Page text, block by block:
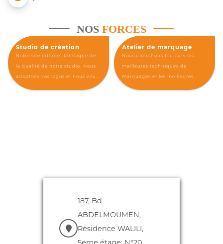
NOS FORCES
Studio de création
Notre site internet témoigne de
la qualité de notre studio. Nous
adaptons vos logos et nous vous
rapprochons au maximum du
Atelier de marquage
Nous cherchons toujours les
meilleures techniques de
marquages et les meilleures
astuces afin de vous offrir un
187, Bd
ABDELMOUMEN,
Résidence WALILI,